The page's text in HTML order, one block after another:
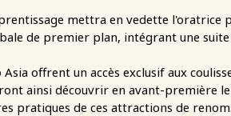
mettra en vedette l'oratrice
de premier plan, intégrant une
offrent un accès exclusif aux
ainsi découvrir en avant-première
pratiques de ces attractions de